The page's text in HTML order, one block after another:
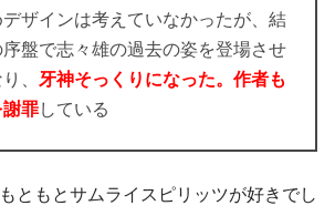
ザインは考えていなかったが、結
序盤で志々雄の過去の姿を登場させ
、 牙神そっくりになった。作者も
謝罪している
ともとサムライスピリッツが好きでし